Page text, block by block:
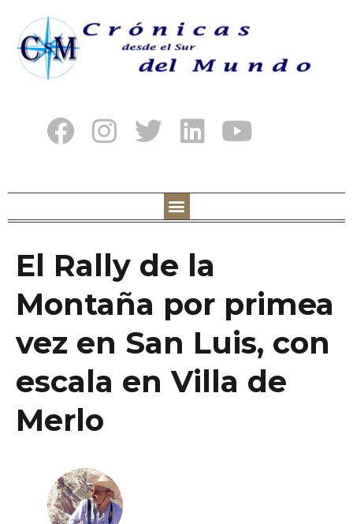
El Rally de la
Montaña por primea
vez en San Luis, con
escala en Villa de
Merlo